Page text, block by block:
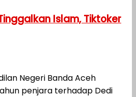
Islam, Tiktoker
Negeri Banda Aceh
penjara terhadap Dedi